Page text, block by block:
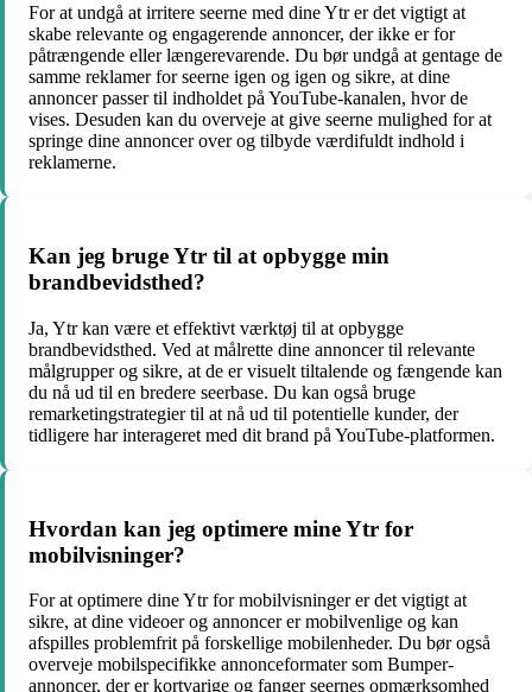
For at undgå at irritere seerne med dine Ytr er det vigtigt at
skabe relevante og engagerende annoncer, der ikke er for
påtrængende eller længerevarende. Du bør undgå at gentage de
samme reklamer for seerne igen og igen og sikre, at dine
annoncer passer til indholdet på YouTube-kanalen, hvor de
vises. Desuden kan du overveje at give seerne mulighed for at
springe dine annoncer over og tilbyde værdifuldt indhold i
reklamerne.
Kan jeg bruge Ytr til at opbygge min
brandbevidsthed?
Ja, Ytr kan være et effektivt værktøj til at opbygge
brandbevidsthed. Ved at målrette dine annoncer til relevante
målgrupper og sikre, at de er visuelt tiltalende og fængende kan
du nå ud til en bredere seerbase. Du kan også bruge
remarketingstrategier til at nå ud til potentielle kunder, der
tidligere har interageret med dit brand på YouTube-platformen.
Hvordan kan jeg optimere mine Ytr for
mobilvisninger?
For at optimere dine Ytr for mobilvisninger er det vigtigt at
sikre, at dine videoer og annoncer er mobilvenlige og kan
afspilles problemfrit på forskellige mobilenheder. Du bør også
overveje mobilspecifikke annonceformater som Bumper-
annoncer, der er kortvarige og fanger seernes opmærksomhed